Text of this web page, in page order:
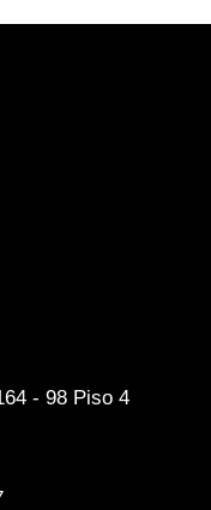
- 98 Piso 4